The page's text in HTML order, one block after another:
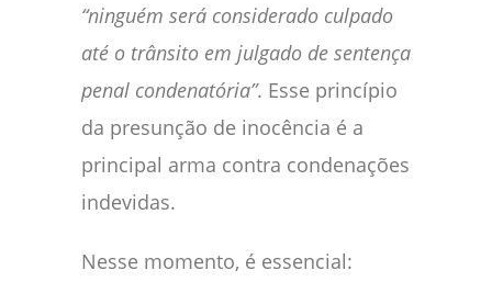
“ninguém será considerado culpado
até o trânsito em julgado de sentença
penal condenatória”. Esse princípio
da presunção de inocência é a
principal arma contra condenações
indevidas.
Nesse momento, é essencial: